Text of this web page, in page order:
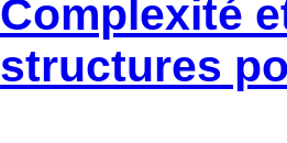
Complexité
structures